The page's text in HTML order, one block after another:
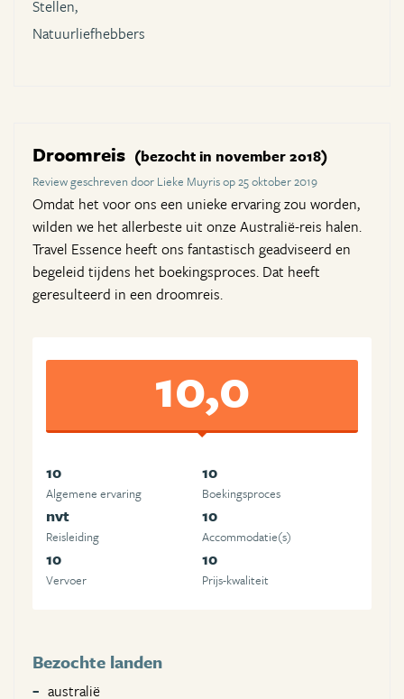
Stellen,
Natuurliefhebbers
Droomreis (bezocht in november 2018)
Review geschreven door Lieke Muyris op 25 oktober 2019
Omdat het voor ons een unieke ervaring zou worden,
wilden we het allerbeste uit onze Australië-reis halen.
Travel Essence heeft ons fantastisch geadviseerd en
begeleid tijdens het boekingsproces. Dat heeft
geresulteerd in een droomreis.
10,0
10
Algemene ervaring
10
Boekingsproces
nvt
Reisleiding
10
Accommodatie(s)
10
Vervoer
10
Prijs-kwaliteit
Bezochte landen
australië